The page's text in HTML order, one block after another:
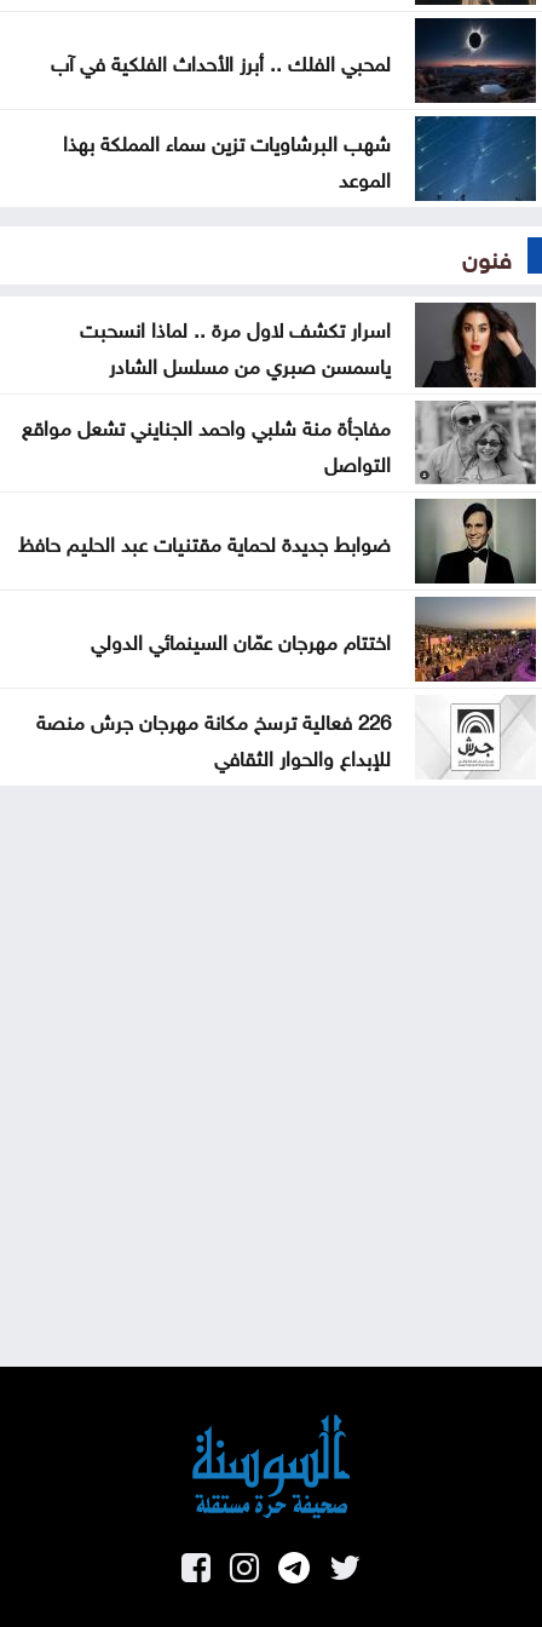
لمحبي الفلك .. أبرز الأحداث الفلكية في آب
شهب البرشاويات تزين سماء المملكة بهذا
الموعد
فنون
اسرار تكشف لاول مرة .. لماذا انسحبت
ياسمسن صبري من مسلسل الشادر
مفاجأة منة شلبي واحمد الجنايني تشعل مواقع
التواصل
ضوابط جديدة لحماية مقتنيات عبد الحليم حافظ
اختتام مهرجان عمّان السينمائي الدولي
226 فعالية ترسخ مكانة مهرجان جرش منصة
للإبداع والحوار الثقافي